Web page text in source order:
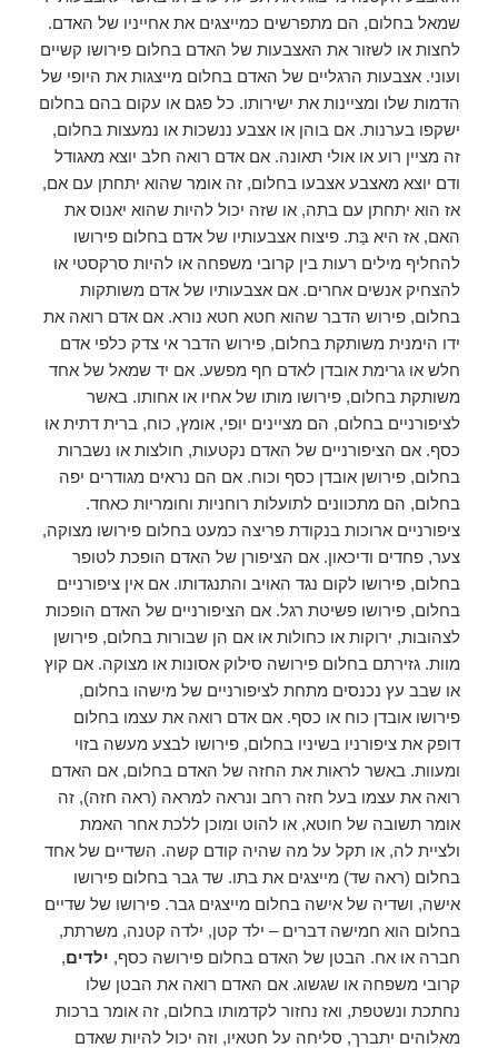
שמאל בחלום, הם מתפרשים כמייצגים את אחייניו של האדם.
לחצות או לשזור את האצבעות של האדם בחלום פירושו קשיים
ועוני. אצבעות הרגליים של האדם בחלום מייצגות את היופי של
הדמות שלו ומציינות את ישירותו. כל פגם או עקום בהם בחלום
ישקפו בערנות. אם בוהן או אצבע ננשכות או נמעצות בחלום,
זה מציין רוע או אולי תאונה. אם אדם רואה חלב יוצא מאגודל
ודם יוצא מאצבע אצבעו בחלום, זה אומר שהוא יתחתן עם אם,
אז הוא יתחתן עם בתה, או שזה יכול להיות שהוא יאנוס את
האם, אז היא בַּת. פיצוח אצבעותיו של אדם בחלום פירושו
להחליף מילים רעות בין קרובי משפחה או להיות סרקסטי או
להצחיק אנשים אחרים. אם אצבעותיו של אדם משותקות
בחלום, פירוש הדבר שהוא חטא חטא נורא. אם אדם רואה את
ידו הימנית משותקת בחלום, פירוש הדבר אי צדק כלפי אדם
חלש או גרימת אובדן לאדם חף מפשע. אם יד שמאל של אחד
משותקת בחלום, פירושו מותו של אחיו או אחותו. באשר
לציפורניים בחלום, הם מציינים יופי, אומץ, כוח, ברית דתית או
כסף. אם הציפורניים של האדם נקטעות, חולצות או נשברות
בחלום, פירושן אובדן כסף וכוח. אם הם נראים מגודרים יפה
בחלום, הם מתכוונים לתועלות רוחניות וחומריות כאחד.
ציפורניים ארוכות בנקודת פריצה כמעט בחלום פירושו מצוקה,
צער, פחדים ודיכאון. אם הציפורן של האדם הופכת לטופר
בחלום, פירושו לקום נגד האויב והתנגדותו. אם אין ציפורניים
בחלום, פירושו פשיטת רגל. אם הציפורניים של האדם הופכות
לצהובות, ירוקות או כחולות או אם הן שבורות בחלום, פירושן
מוות. גזירתם בחלום פירושה סילוק אסונות או מצוקה. אם קוץ
או שבב עץ נכנסים מתחת לציפורניים של מישהו בחלום,
פירושו אובדן כוח או כסף. אם אדם רואה את עצמו בחלום
דופק את ציפורניו בשיניו בחלום, פירושו לבצע מעשה בזוי
ומעוות. באשר לראות את החזה של האדם בחלום, אם האדם
רואה את עצמו בעל חזה רחב ונראה למראה (ראה חזה), זה
אומר תשובה של חוטא, או להוט ומוכן ללכת אחר האמת
ולציית לה, או תקל על מה שהיה קודם קשה. השדיים של אחד
בחלום (ראה שד) מייצגים את בתו. שד גבר בחלום פירושו
אישה, ושדיה של אישה בחלום מייצגים גבר. פירושו של שדיים
בחלום הוא חמישה דברים – ילד קטן, ילדה קטנה, משרתת,
חברה או אח. הבטן של האדם בחלום פירושה כסף, ילדים,
קרובי משפחה או שגשוג. אם האדם רואה את הבטן שלו
נחתכת ונשטפת, ואז נחזור לקדמותו בחלום, זה אומר ברכות
מאלוהים יתברך, סליחה על חטאיו, וזה יכול להיות שאדם